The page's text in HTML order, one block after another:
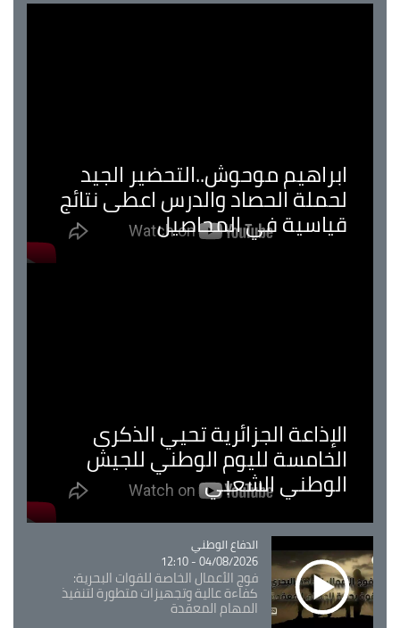
ابراهيم موحوش..التحضير الجيد
لحملة الحصاد والدرس اعطى نتائج
قياسية في المحاصيل
الإذاعة الجزائرية تحيي الذكرى
الخامسة لليوم الوطني للجيش
الوطني الشعبي
Catégorie
الدفاع الوطني
04/08/2026 - 12:10
فوج الأعمال الخاصة للقوات البحرية:
كفاءة عالية وتجهيزات متطورة لتنفيذ
المهام المعقدة